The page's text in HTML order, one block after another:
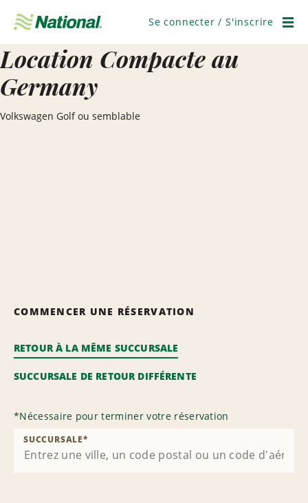
navigation
Se connecter / S'inscrire
Location Compacte au
Germany
Volkswagen Golf ou semblable
COMMENCER UNE RÉSERVATION
RETOUR À LA MÊME SUCCURSALE
SUCCURSALE DE RETOUR DIFFÉRENTE
*Nécessaire pour terminer votre réservation
SUCCURSALE*